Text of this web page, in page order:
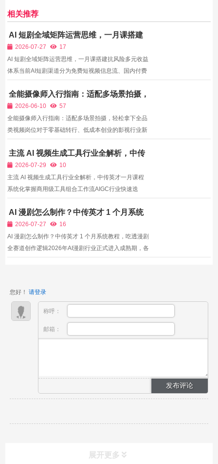
相关推荐
AI 短剧全域矩阵运营思维，一月课搭建
抗风险多元收益体系
2026-07-27
17
AI 短剧全域矩阵运营思维，一月课搭建抗风险多元收益
体系当前AI短剧渠道分为免费短视频信息流、国内付费
拟内容题材扶持、算法、审核、分成比例完全不同。多
数创作者仅深耕单一短视频渠道，不了解付费平台高额
分润、...
全能摄像师入行指南：适配多场景拍摄，
轻松拿下全品类视频岗位
2026-06-10
57
全能摄像师入行指南：适配多场景拍摄，轻松拿下全品
类视频岗位对于零基础转行、低成本创业的影视行业新
于摄影岗位侧重艺术审美、光影造型，对学员美学功底
要求较高；摄像岗位核心考核设备操作、运镜手法、临
场应变...
主流 AI 视频生成工具行业全解析，中传
英才一月课程系统化掌握商用级工具组合
工作流
2026-07-29
10
主流 AI 视频生成工具行业全解析，中传英才一月课程
系统化掌握商用级工具组合工作流AIGC行业快速迭
生视频、数字人生成、场景渲染、智能剪辑、AI特效工
具细分赛道百花齐放，不同工具的模型精度、画面风
格、动态流畅...
AI 漫剧怎么制作？中传英才 1 个月系统
教程，吃透漫剧全赛道创作逻辑
2026-07-27
16
AI 漫剧怎么制作？中传英才 1 个月系统教程，吃透漫剧
全赛道创作逻辑2026年AI漫剧行业正式进入成熟期，各
本相比...
您好！ 请登录
称呼：
邮箱：
展开更多